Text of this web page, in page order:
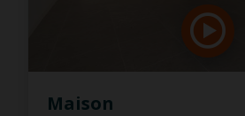
Maison